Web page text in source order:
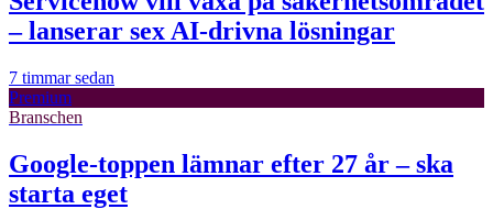
– lanserar sex AI-drivna lösningar
7 timmar sedan
Premium
Branschen
Google-toppen lämnar efter 27 år – ska
starta eget